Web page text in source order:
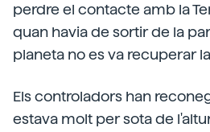
perdre el contacte amb la
quan havia de sortir de la
planeta no es va recuperar
Els controladors han
estava molt per sota de